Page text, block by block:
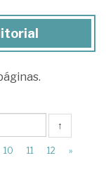
↑
10 11 12 »